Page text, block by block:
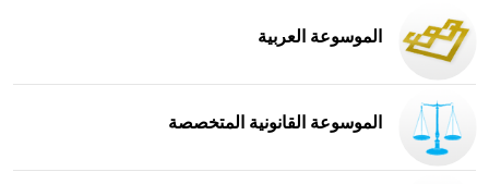
الموسوعة العربية
الموسوعة القانونية المتخصصة